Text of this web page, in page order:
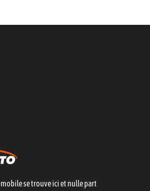
se trouve ici et nulle part